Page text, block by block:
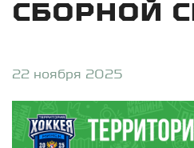
СБОРНОЙ
22 ноября 2025